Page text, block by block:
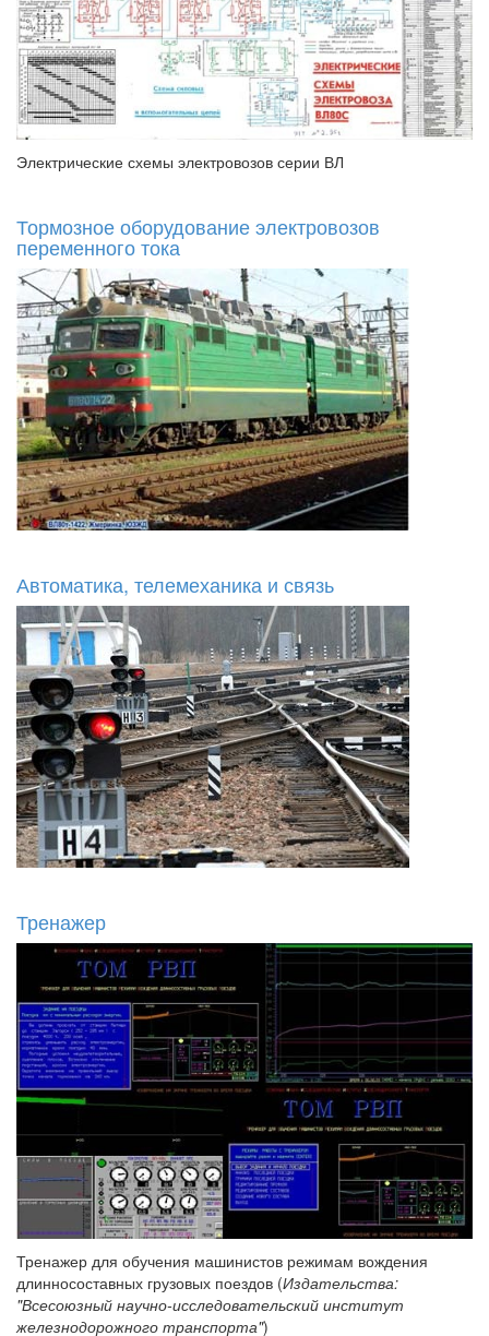
Электрические схемы электровозов серии ВЛ
Тормозное оборудование электровозов
переменного тока
Автоматика, телемеханика и связь
Тренажер
Тренажер для обучения машинистов режимам вождения
длинносоставных грузовых поездов (Издательства:
"Всесоюзный научно-исследовательский институт
железнодорожного транспорта")